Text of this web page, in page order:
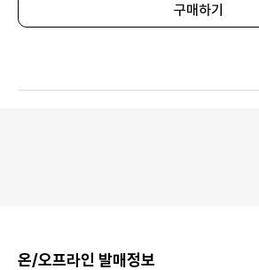
구매하기
온/오프라인 발매정보